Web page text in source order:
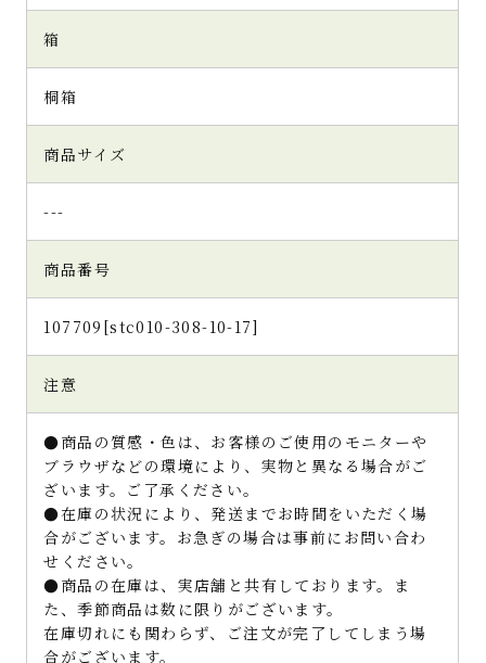
箱
桐箱
商品サイズ
---
商品番号
107709[stc010-308-10-17]
注意
●商品の質感・色は、お客様のご使用のモニターや
ブラウザなどの環境により、実物と異なる場合がご
ざいます。ご了承ください。
●在庫の状況により、発送までお時間をいただく場
合がございます。お急ぎの場合は事前にお問い合わ
せください。
●商品の在庫は、実店舗と共有しております。ま
た、季節商品は数に限りがございます。
在庫切れにも関わらず、ご注文が完了してしまう場
合がございます。